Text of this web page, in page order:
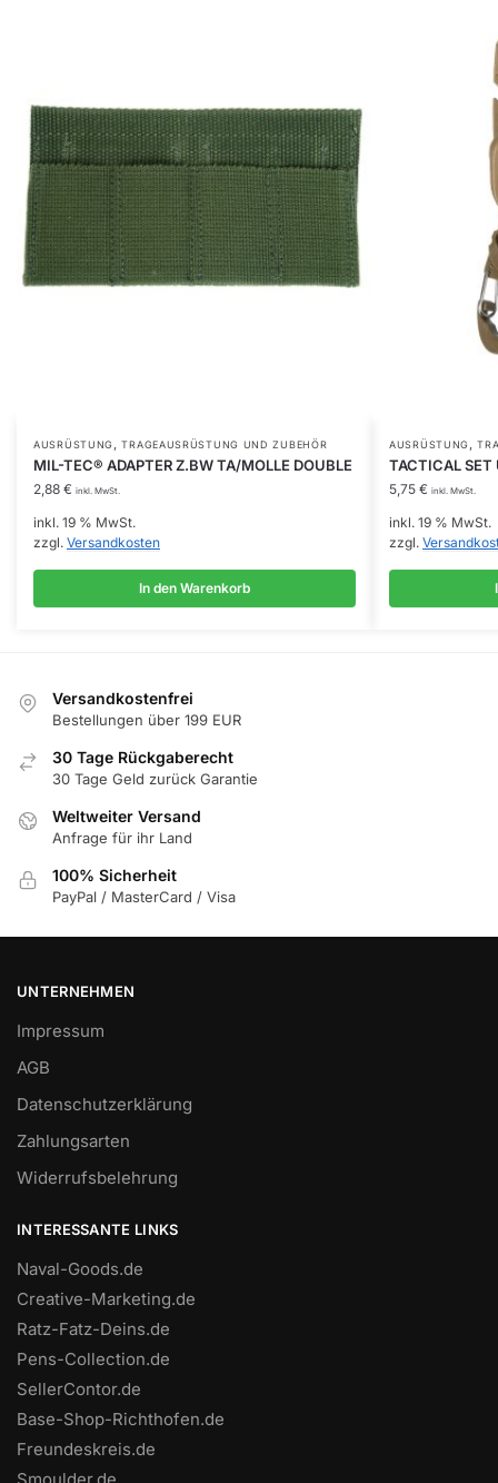
AUSRÜSTUNG,TRAGEAUSRÜSTUNG UND ZUBEHÖR
MIL-TEC® ADAPTER Z.BW TA/MOLLE DOUBLE
2,88 € inkl. MwSt.
inkl. 19 % MwSt.
zzgl. Versandkosten
In den Warenkorb
AUSRÜSTUNG,
TACTICAL SET
5,75 € inkl. MwSt.
inkl. 19 % MwSt.
zzgl.
Versandkostenfrei
Bestellungen über 199 EUR
30 Tage Rückgaberecht
30 Tage Geld zurück Garantie
Weltweiter Versand
Anfrage für ihr Land
100% Sicherheit
PayPal / MasterCard / Visa
UNTERNEHMEN
Impressum
AGB
Datenschutzerklärung
Zahlungsarten
Widerrufsbelehrung
INTERESSANTE LINKS
Naval-Goods.de
Creative-Marketing.de
Ratz-Fatz-Deins.de
Pens-Collection.de
SellerContor.de
Base-Shop-Richthofen.de
Freundeskreis.de
Smoulder.de